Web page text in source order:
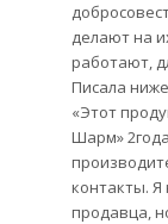
делают на
работают,
Писала
«Этот
Шарм»
контакты. Я
продавца,